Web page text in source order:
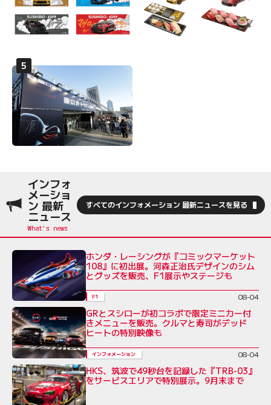
インフォ
メーショ
ン 最新
ニュース
すべてのインフォメーション 最新ニュースを見る
ホンダ・レーシングが『コミックマーケット
108』に初出展。河森正治氏デザインのシム
とグッズを販売、F1展示やステージも
F1 08-04
GRとスシローが初コラボで限定ミニカー付
きメニューを販売。クルマと寿司がデッド
ヒートの特別映像も
インフォメーション 08-04
HKS、筑波で49秒台を記録した『TRB-03』
をサービスエリアで特別展示。9月末まで